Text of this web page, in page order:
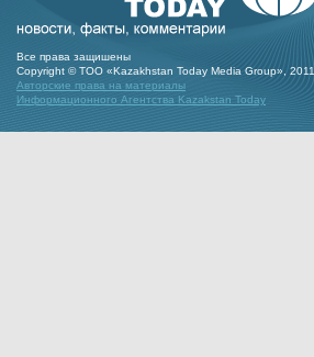
Все права защишены
Copyright © ТОО «Kazakhstan Today Media Group», 2011
Авторские права на материалы
Информационного Агентства Kazakstan Today